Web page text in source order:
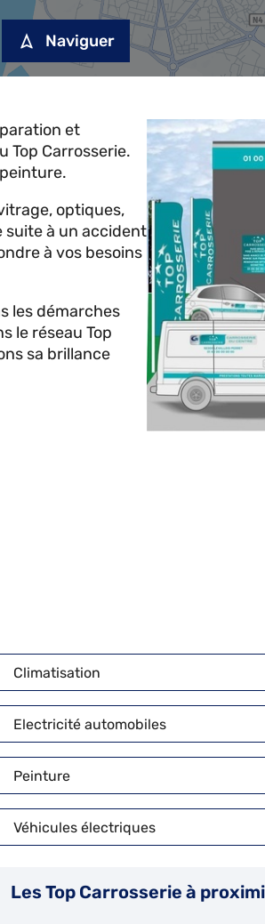
Naviguer
et
Top Carrosserie.
optiques,
suite à un accident
à vos besoins
les démarches
le réseau Top
sa brillance
Climatisation
Electricité automobiles
Peinture
Véhicules électriques
Les Top Carrosserie à